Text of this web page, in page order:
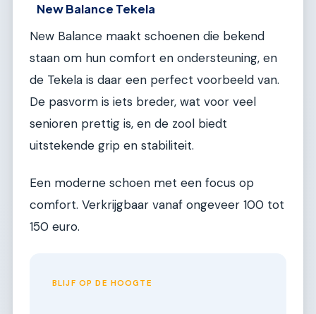
New Balance Tekela
New Balance maakt schoenen die bekend
staan om hun comfort en ondersteuning, en
de Tekela is daar een perfect voorbeeld van.
De pasvorm is iets breder, wat voor veel
senioren prettig is, en de zool biedt
uitstekende grip en stabiliteit.
Een moderne schoen met een focus op
comfort. Verkrijgbaar vanaf ongeveer 100 tot
150 euro.
BLIJF OP DE HOOGTE